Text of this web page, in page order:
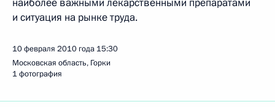
и ситуация на рынке труда.
10 февраля 2010 года 15:30
Московская область, Горки
1 фотография